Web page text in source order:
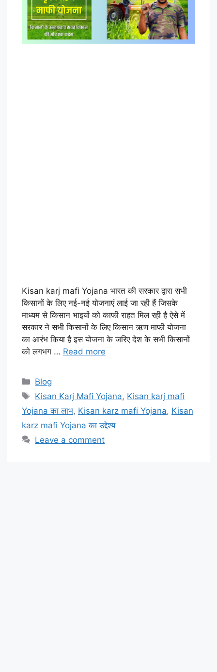
Kisan karj mafi Yojana भारत की सरकार द्वारा सभी
किसानों के लिए नई-नई योजनाएं लाई जा रही हैं जिसके
माध्यम से किसान भाइयों को काफी राहत मिल रही है ऐसे में
सरकार ने सभी किसानों के लिए किसान ऋण माफी योजना
का आरंभ किया है इस योजना के जरिए देश के सभी किसानों
को लगभग … Read more
Categories
Blog
Tags
Kisan Karj Mafi Yojana, Kisan karj mafi
Yojana का लाभ, Kisan karz mafi Yojana, Kisan
karz mafi Yojana का उद्देश्य
Leave a comment